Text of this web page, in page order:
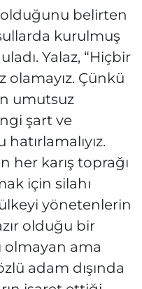
olduğunu belirten
kurulmuş
Yalaz, “Hiçbir
olamayız. Çünkü
umutsuz
şart ve
her karış toprağı
için silahı
yönetenlerin
olduğu bir
olmayan ama
adam dışında